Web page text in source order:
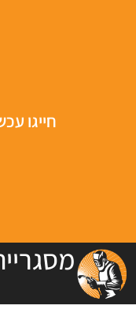
חייגו עכשיו: 052-